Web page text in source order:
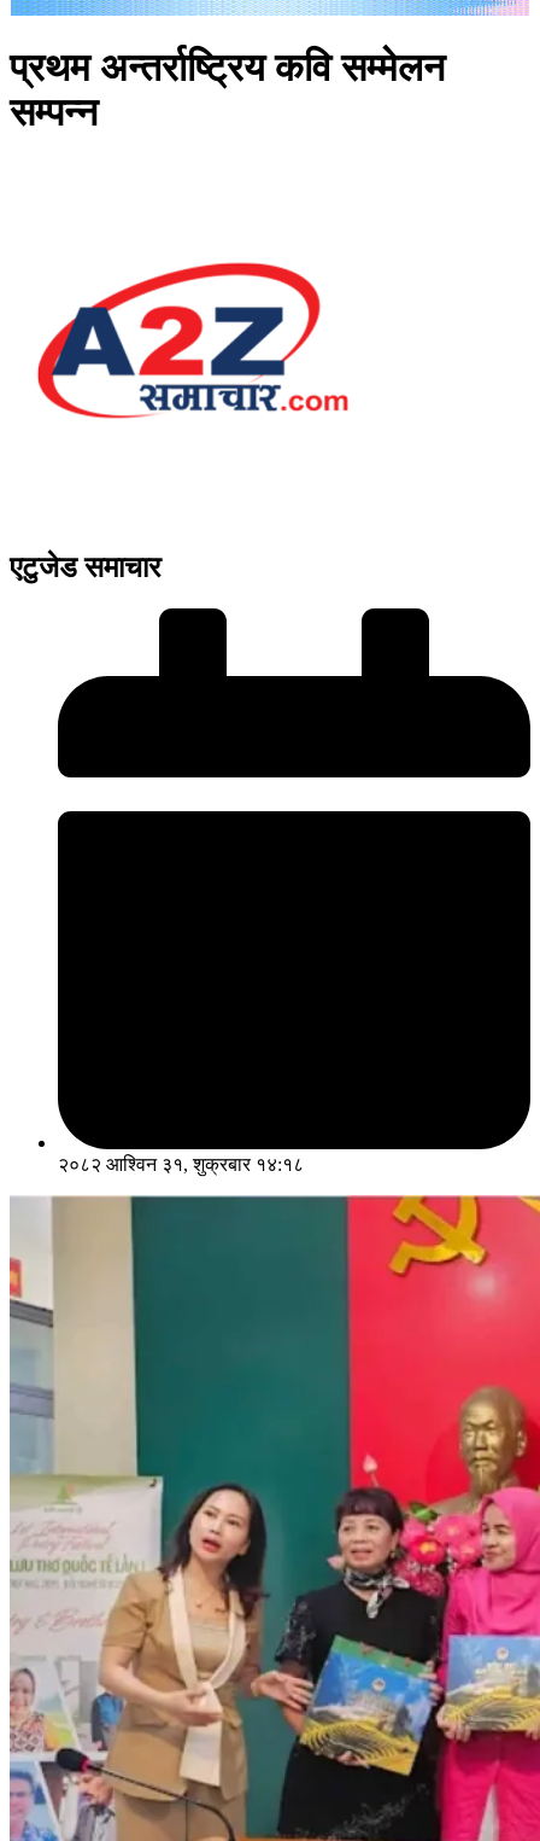
प्रथम अन्तर्राष्ट्रिय कवि सम्मेलन
सम्पन्न
एटुजेड समाचार
२०८२ आश्विन ३१, शुक्रबार १४:१८